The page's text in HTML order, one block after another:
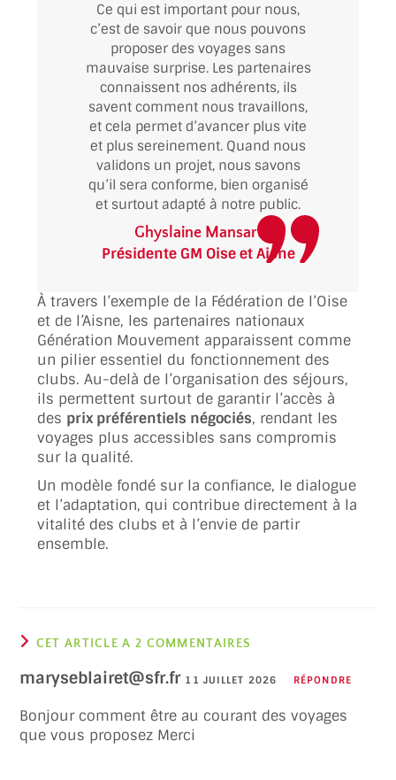
Ce qui est important pour nous,
c’est de savoir que nous pouvons
proposer des voyages sans
mauvaise surprise. Les partenaires
connaissent nos adhérents, ils
savent comment nous travaillons,
et cela permet d’avancer plus vite
et plus sereinement. Quand nous
validons un projet, nous savons
qu’il sera conforme, bien organisé
et surtout adapté à notre public.
Ghyslaine Mansart
Présidente GM Oise et Aisne
À travers l’exemple de la Fédération de l’Oise
et de l’Aisne, les partenaires nationaux
Génération Mouvement apparaissent comme
un pilier essentiel du fonctionnement des
clubs. Au-delà de l’organisation des séjours,
ils permettent surtout de garantir l’accès à
des prix préférentiels négociés, rendant les
voyages plus accessibles sans compromis
sur la qualité.
Un modèle fondé sur la confiance, le dialogue
et l’adaptation, qui contribue directement à la
vitalité des clubs et à l’envie de partir
ensemble.
CET ARTICLE A 2 COMMENTAIRES
maryseblairet@sfr.fr 11 JUILLET 2026 RÉPONDRE
Bonjour comment être au courant des voyages
que vous proposez Merci